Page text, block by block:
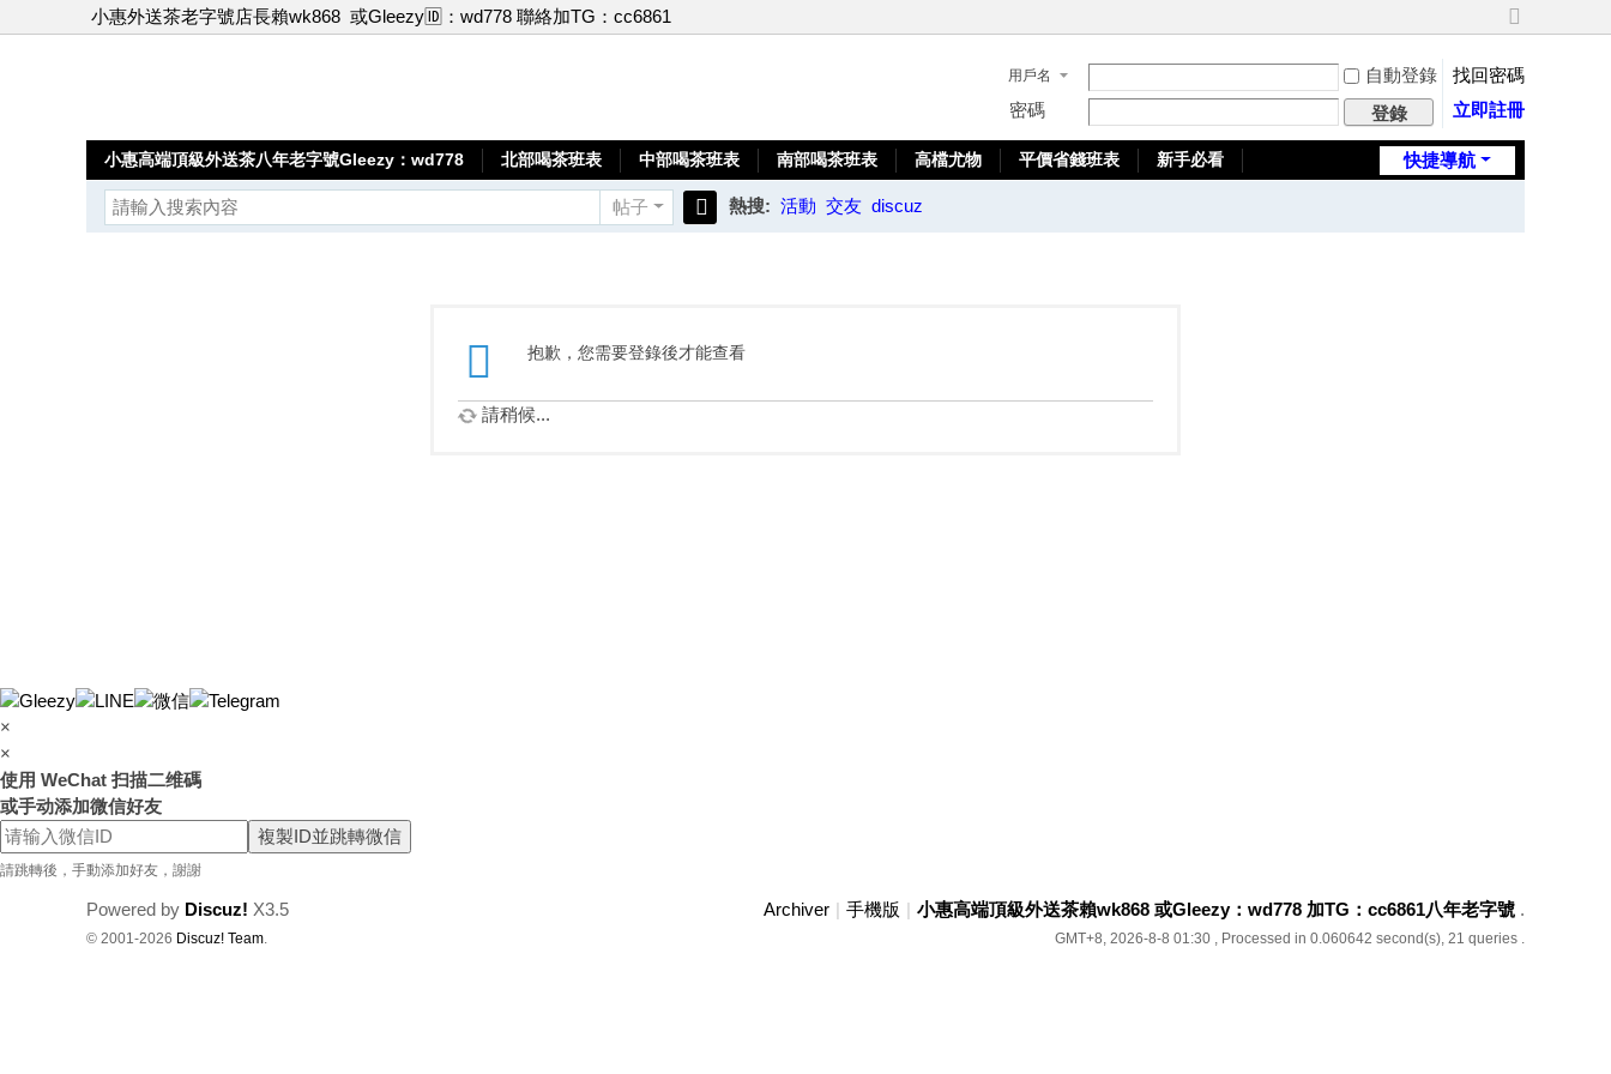
小惠外送茶老字號店長賴wk868 或Gleezy🆔：wd778 聯絡加TG：cc6861
切
到
寬
版
用戶名 自動登錄
找回密碼
密碼
登錄 立即註冊
快捷導航
小惠高端頂級外送茶八年老字號Gleezy：wd778 北部喝茶班表 中部喝茶班表 南部喝茶班表 高檔尤物 平價省錢班表
新手必看
帖子 熱搜: 活動 交友 discuz
抱歉，您需要登錄後才能查看
請稍候...
×
×
使用 WeChat 扫描二维碼
或手动添加微信好友
複製ID並跳轉微信
請跳轉後，手動添加好友，謝謝
Archiver | 手機版 | 小惠高端頂級外送茶賴wk868 或Gleezy：wd778 加TG：cc6861八年老字號 .
GMT+8, 2026-8-8 01:30 , Processed in 0.060642 second(s), 21 queries .
Powered by Discuz! X3.5
© 2001-2026 Discuz! Team.